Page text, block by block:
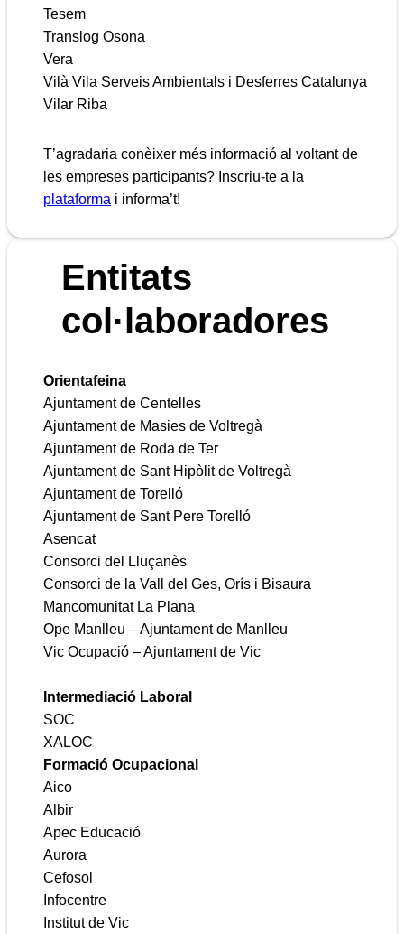
Tesem
Translog Osona
Vera
Vilà Vila Serveis Ambientals i Desferres Catalunya
Vilar Riba
T’agradaria conèixer més informació al voltant de
les empreses participants? Inscriu-te a la
plataforma i informa’t!
Entitats
col·laboradores
Orientafeina
Ajuntament de Centelles
Ajuntament de Masies de Voltregà
Ajuntament de Roda de Ter
Ajuntament de Sant Hipòlit de Voltregà
Ajuntament de Torelló
Ajuntament de Sant Pere Torelló
Asencat
Consorci del Lluçanès
Consorci de la Vall del Ges, Orís i Bisaura
Mancomunitat La Plana
Ope Manlleu – Ajuntament de Manlleu
Vic Ocupació – Ajuntament de Vic
Intermediació Laboral
SOC
XALOC
Formació Ocupacional
Aico
Albir
Apec Educació
Aurora
Cefosol
Infocentre
Institut de Vic